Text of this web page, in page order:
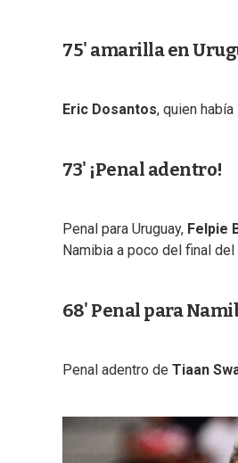
75' amarilla en
Eric Dosantos, quien
73' ¡Penal adentro!
Penal para Uruguay, Felpie
Namibia a poco del final del
68' Penal para
Penal adentro de Tiaan